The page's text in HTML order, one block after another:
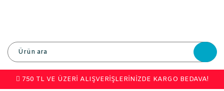
750 TL VE ÜZERİ ALIŞVERİŞLERİNİZDE KARGO BEDAVA!